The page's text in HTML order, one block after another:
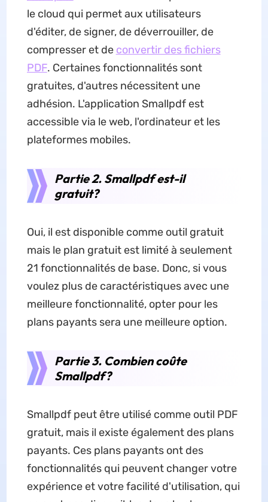
le cloud qui permet aux utilisateurs
d'éditer, de signer, de déverrouiller, de
compresser et de convertir des fichiers
PDF. Certaines fonctionnalités sont
gratuites, d'autres nécessitent une
adhésion. L'application Smallpdf est
accessible via le web, l'ordinateur et les
plateformes mobiles.
Partie 2. Smallpdf est-il
gratuit?
Oui, il est disponible comme outil gratuit
mais le plan gratuit est limité à seulement
21 fonctionnalités de base. Donc, si vous
voulez plus de caractéristiques avec une
meilleure fonctionnalité, opter pour les
plans payants sera une meilleure option.
Partie 3. Combien coûte
Smallpdf?
Smallpdf peut être utilisé comme outil PDF
gratuit, mais il existe également des plans
payants. Ces plans payants ont des
fonctionnalités qui peuvent changer votre
expérience et votre facilité d'utilisation, qui